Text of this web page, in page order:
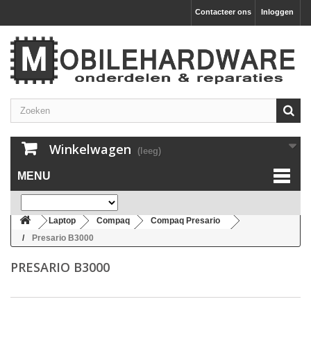
Inloggen
Contacteer ons
Winkelwagen (leeg)
MENU
Laptop Compaq
Compaq Presario
Presario B3000
PRESARIO B3000